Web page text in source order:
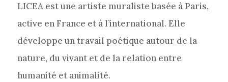
LICEA est une artiste muraliste basée à Paris,
active en France et à l’international. Elle
développe un travail poétique autour de la
nature, du vivant et de la relation entre
humanité et animalité.